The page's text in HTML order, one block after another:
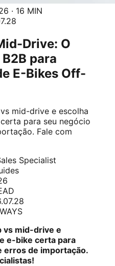
· 16 MIN
Drive: O
para
E-Bikes Off-
mid-drive e escolha
para seu negócio
Fale com
Specialist
vs mid-drive e
e-bike certa para
erros de importação.